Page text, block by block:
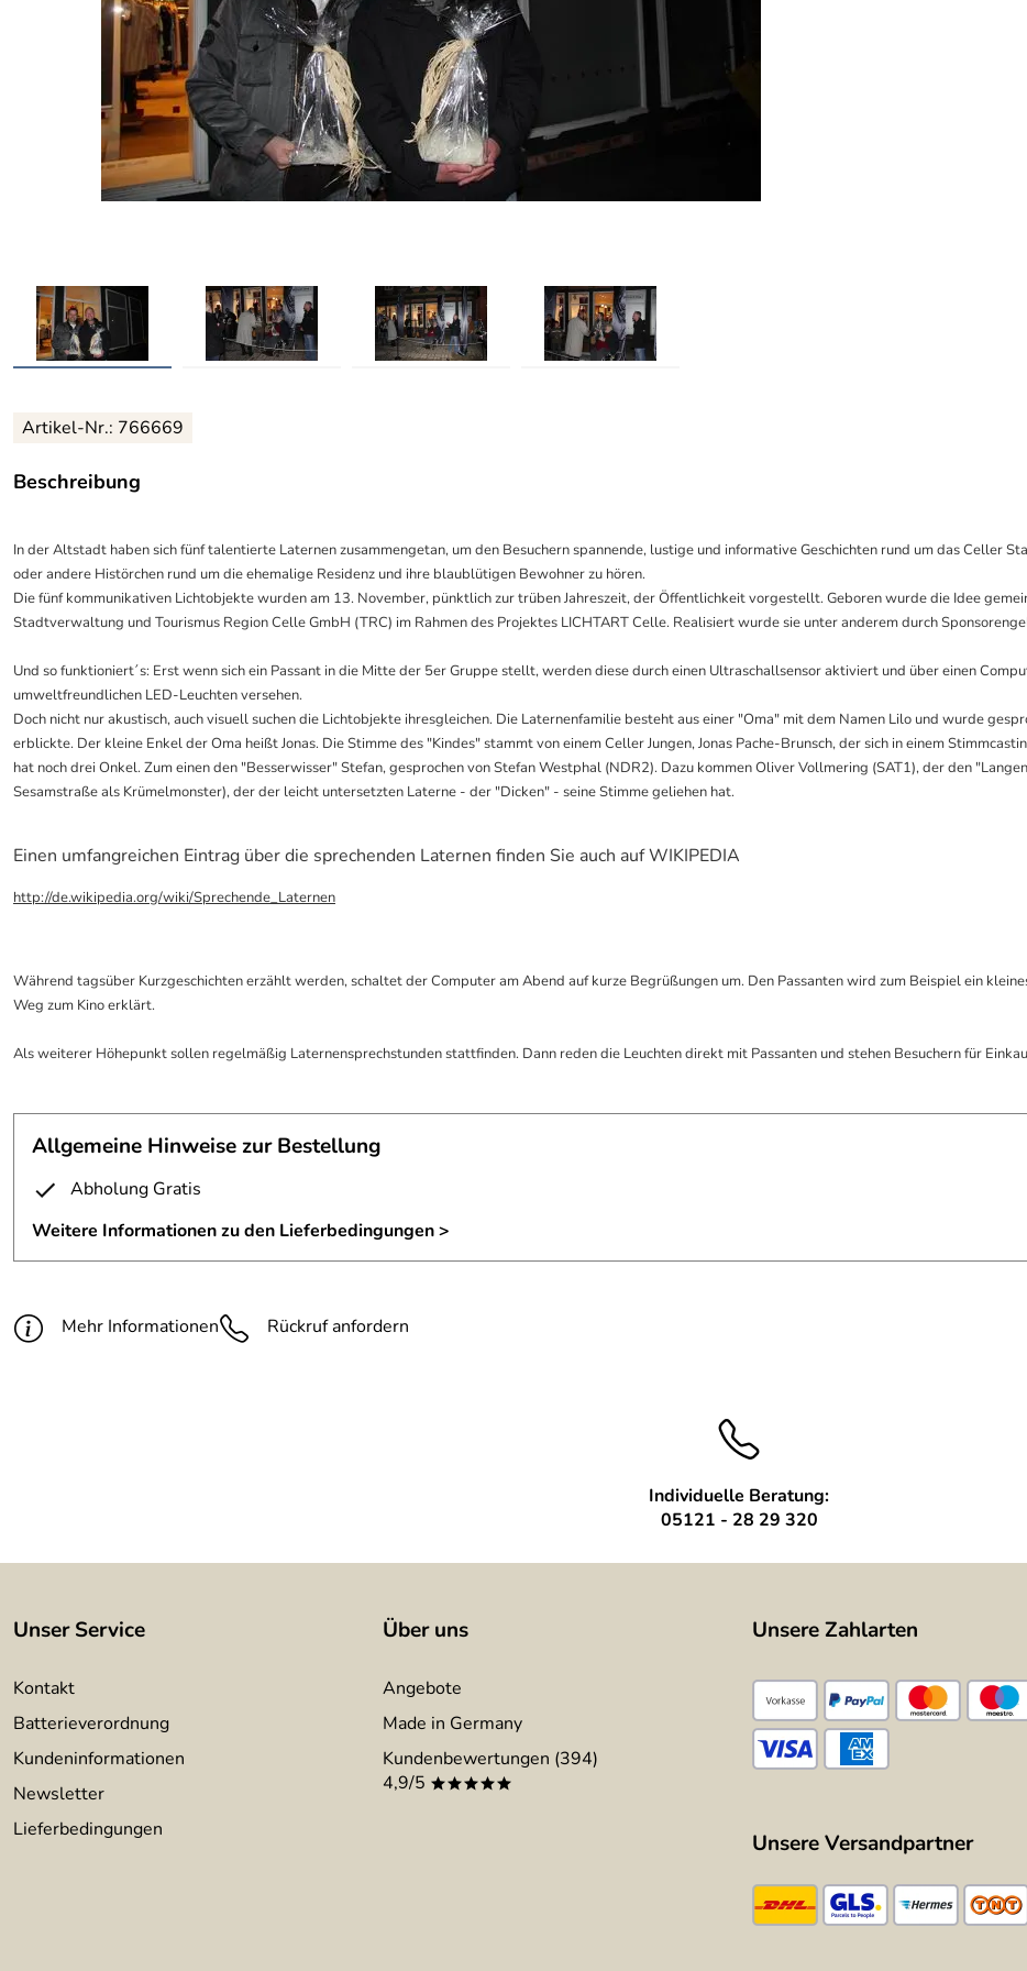
Artikel-Nr.: 766669
Beschreibung
In der Altstadt haben sich fünf talentierte Laternen zusammengetan, um den Besuchern spannende, lustige und informative Geschichten rund um das Celler
oder andere Histörchen rund um die ehemalige Residenz und ihre blaublütigen Bewohner zu hören.
Die fünf kommunikativen Lichtobjekte wurden am 13. November, pünktlich zur trüben Jahreszeit, der Öffentlichkeit vorgestellt. Geboren wurde die Idee
Stadtverwaltung und Tourismus Region Celle GmbH (TRC) im Rahmen des Projektes LICHTART Celle. Realisiert wurde sie unter anderem durch
Und so funktioniert´s: Erst wenn sich ein Passant in die Mitte der 5er Gruppe stellt, werden diese durch einen Ultraschallsensor aktiviert und über einen
umweltfreundlichen LED-Leuchten versehen.
Doch nicht nur akustisch, auch visuell suchen die Lichtobjekte ihresgleichen. Die Laternenfamilie besteht aus einer "Oma" mit dem Namen Lilo und wurde
erblickte. Der kleine Enkel der Oma heißt Jonas. Die Stimme des "Kindes" stammt von einem Celler Jungen, Jonas Pache-Brunsch, der sich in einem
hat noch drei Onkel. Zum einen den "Besserwisser" Stefan, gesprochen von Stefan Westphal (NDR2). Dazu kommen Oliver Vollmering (SAT1), der den
Sesamstraße als Krümelmonster), der der leicht untersetzten Laterne - der "Dicken" - seine Stimme geliehen hat.
Einen umfangreichen Eintrag über die sprechenden Laternen finden Sie auch auf WIKIPEDIA
http://de.wikipedia.org/wiki/Sprechende_Laternen
Während tagsüber Kurzgeschichten erzählt werden, schaltet der Computer am Abend auf kurze Begrüßungen um. Den Passanten wird zum Beispiel ein
Weg zum Kino erklärt.
Als weiterer Höhepunkt sollen regelmäßig Laternensprechstunden stattfinden. Dann reden die Leuchten direkt mit Passanten und stehen Besuchern für
Allgemeine Hinweise zur Bestellung
Abholung Gratis
Weitere Informationen zu den Lieferbedingungen >
Mehr Informationen Rückruf anfordern
Individuelle Beratung:
05121 - 28 29 320
Unser Service
Kontakt
Batterieverordnung
Kundeninformationen
Newsletter
Lieferbedingungen
Über uns
Angebote
Made in Germany
Kundenbewertungen (394)
4,9/5 *****
Unsere Zahlarten
Unsere Versandpartner